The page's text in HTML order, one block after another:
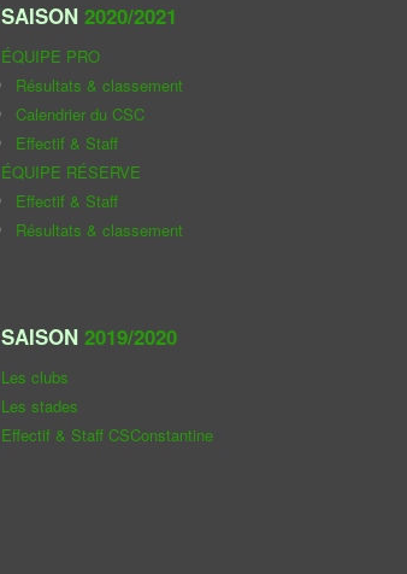
SAISON 2020/2021
ÉQUIPE PRO
Résultats & classement
Calendrier du CSC
Effectif & Staff
ÉQUIPE RÉSERVE
Effectif & Staff
Résultats & classement
SAISON 2019/2020
Les clubs
Les stades
Effectif & Staff CSConstantine